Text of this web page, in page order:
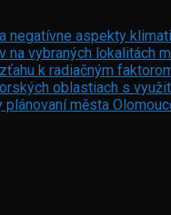
negatívne aspekty
vybraných lokalitách
k radiačným
oblastiach s
města